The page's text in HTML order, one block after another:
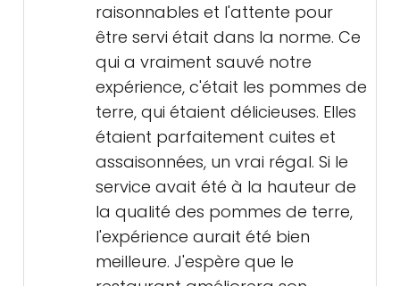
raisonnables et l'attente pour
être servi était dans la norme. Ce
qui a vraiment sauvé notre
expérience, c'était les pommes de
terre, qui étaient délicieuses. Elles
étaient parfaitement cuites et
assaisonnées, un vrai régal. Si le
service avait été à la hauteur de
la qualité des pommes de terre,
l'expérience aurait été bien
meilleure. J'espère que le